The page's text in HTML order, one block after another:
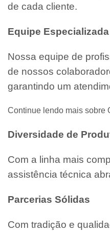
de cada cliente.
Equipe Especializada
Nossa equipe de
de nossos
garantindo um
Continue lendo mais sobre
Diversidade de
Com a linha mais
assistência técnica
Parcerias Sólidas
Com tradição e